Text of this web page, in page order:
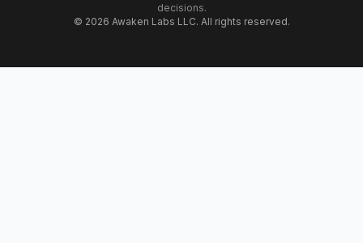
decisions.
© 2026 Awaken Labs LLC. All rights reserved.